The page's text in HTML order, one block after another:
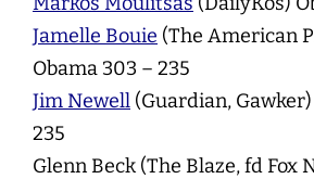
Jamelle Bouie (The American
Obama 303 – 235
Jim Newell (Guardian,
235
Glenn Beck (The Blaze, fd Fox